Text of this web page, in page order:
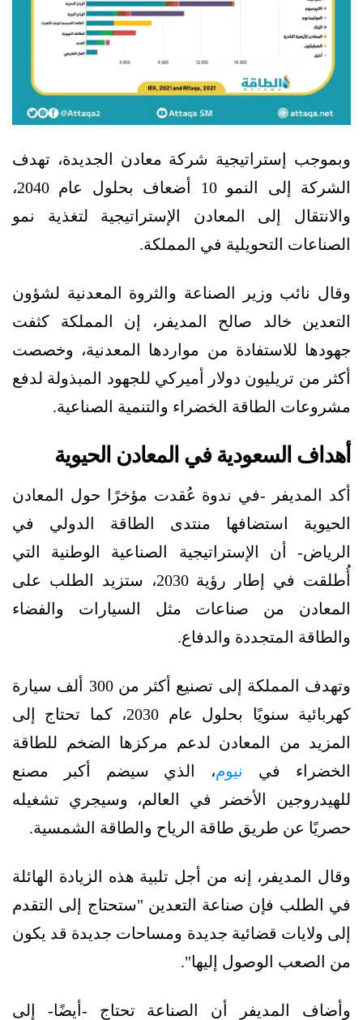
وبموجب إستراتيجية شركة معادن الجديدة، تهدف
الشركة إلى النمو 10 أضعاف بحلول عام 2040،
والانتقال إلى المعادن الإستراتيجية لتغذية نمو
الصناعات التحويلية في المملكة.
وقال نائب وزير الصناعة والثروة المعدنية لشؤون
التعدين خالد صالح المديفر، إن المملكة كثفت
جهودها للاستفادة من مواردها المعدنية، وخصصت
أكثر من تريليون دولار أميركي للجهود المبذولة لدفع
مشروعات الطاقة الخضراء والتنمية الصناعية.
أهداف السعودية في المعادن الحيوية
أكد المديفر -في ندوة عُقدت مؤخرًا حول المعادن
الحيوية استضافها منتدى الطاقة الدولي في
الرياض- أن الإستراتيجية الصناعية الوطنية التي
أُطلقت في إطار رؤية 2030، ستزيد الطلب على
المعادن من صناعات مثل السيارات والفضاء
والطاقة المتجددة والدفاع.
وتهدف المملكة إلى تصنيع أكثر من 300 ألف سيارة
كهربائية سنويًا بحلول عام 2030، كما تحتاج إلى
المزيد من المعادن لدعم مركزها الضخم للطاقة
الخضراء في
نيوم، الذي سيضم أكبر مصنع
للهيدروجين الأخضر في العالم، وسيجري تشغيله
حصريًا عن طريق طاقة الرياح والطاقة الشمسية.
وقال المديفر، إنه من أجل تلبية هذه الزيادة الهائلة
في الطلب فإن صناعة التعدين "ستحتاج إلى التقدم
إلى ولايات قضائية جديدة ومساحات جديدة قد يكون
من الصعب الوصول إليها".
وأضاف المديفر أن الصناعة تحتاج -أيضًا- إلى